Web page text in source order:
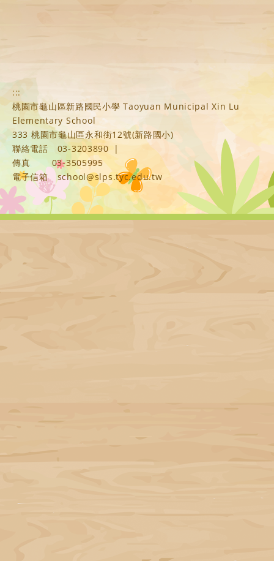
:::
桃園市龜山區新路國民小學 Taoyuan Municipal Xin Lu
Elementary School
333 桃園市龜山區永和街12號(新路國小)
聯絡電話
03-3203890
|
傳真
03-3505995
電子信箱
school@slps.tyc.edu.tw